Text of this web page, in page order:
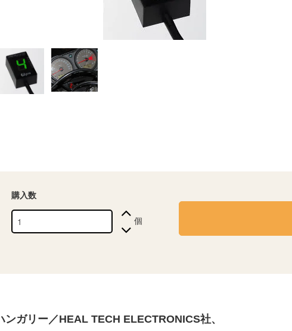
購入数
個
ンガリー／HEAL TECH ELECTRONICS社、